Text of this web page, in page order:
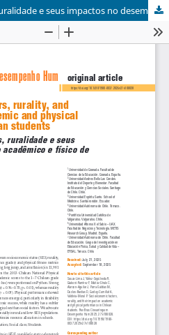
Fatores socioeconômicos, ruralidade e seus impactos no desempenho acadêmico e físico de estudantes chilenos